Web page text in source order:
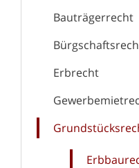
Bauträgerrecht
Erbrecht